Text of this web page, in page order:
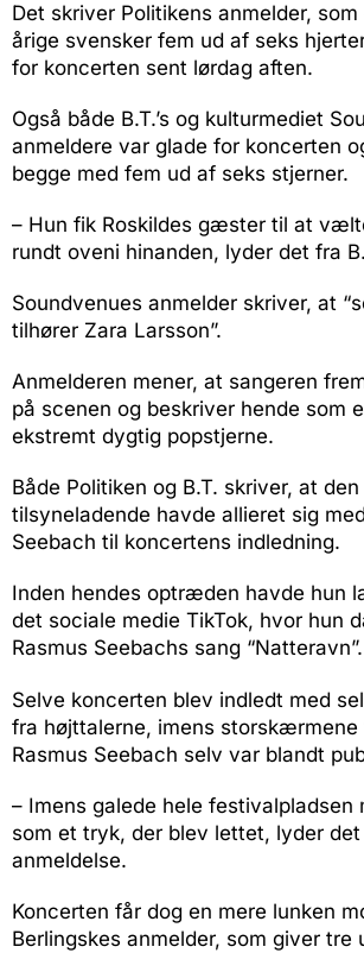
Det skriver Politikens anmelder,
årige svensker fem ud af seks
for koncerten sent lørdag aften.
Også både B.T.’s og kulturmediet
anmeldere var glade for koncerten
begge med fem ud af seks stjerner.
– Hun fik Roskildes gæster til at
rundt oveni hinanden, lyder det fra
Soundvenues anmelder skriver, at
tilhører Zara Larsson”.
Anmelderen mener, at sangeren
på scenen og beskriver hende som
ekstremt dygtig popstjerne.
Både Politiken og B.T. skriver, at
tilsyneladende havde allieret sig
Seebach til koncertens indledning.
Inden hendes optræden havde hun
det sociale medie TikTok, hvor hun
Rasmus Seebachs sang “Natteravn”.
Selve koncerten blev indledt med
fra højttalerne, imens
Rasmus Seebach selv var blandt
– Imens galede hele festivalpladsen
som et tryk, der blev lettet, lyder det
anmeldelse.
Koncerten får dog en mere lunken
Berlingskes anmelder, som giver tre